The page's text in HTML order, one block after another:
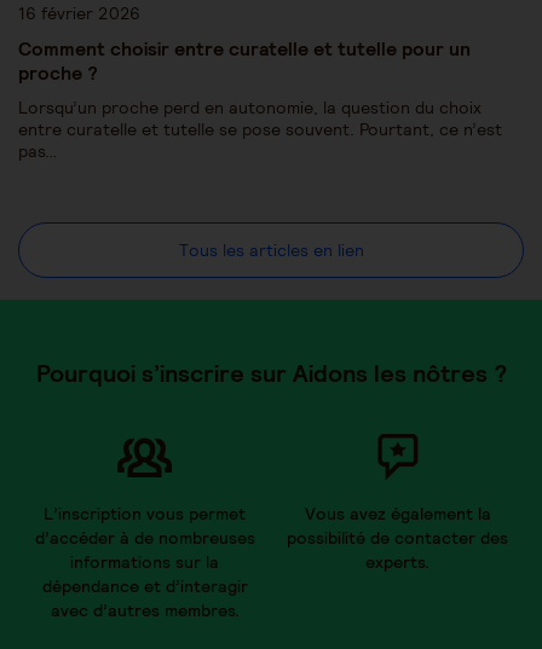
16 février 2026
Comment choisir entre curatelle et tutelle pour un
proche ?
Lorsqu’un proche perd en autonomie, la question du choix
entre curatelle et tutelle se pose souvent. Pourtant, ce n’est
pas…
Tous les articles en lien
Pourquoi s’inscrire sur Aidons les nôtres ?
L’inscription vous permet
d’accéder à de nombreuses
informations sur la
dépendance et d’interagir
avec d’autres membres.
Vous avez également la
possibilité de contacter des
experts.